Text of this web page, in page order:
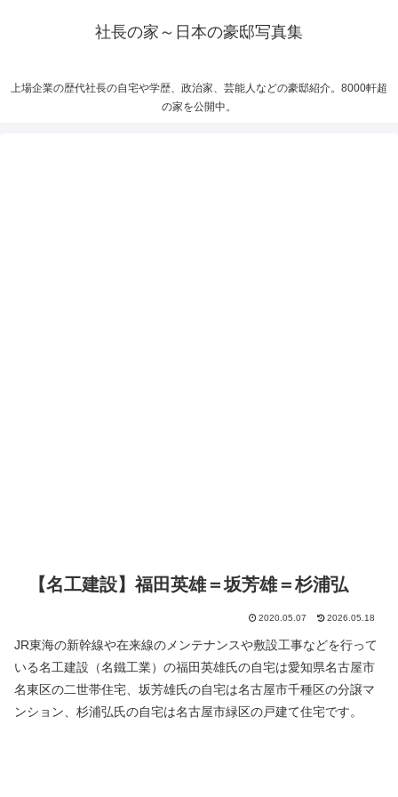
社長の家～日本の豪邸写真集
上場企業の歴代社長の自宅や学歴、政治家、芸能人などの豪邸紹介。8000軒超
の家を公開中。
【名工建設】福田英雄＝坂芳雄＝杉浦弘
2020.05.07 2026.05.18
JR東海の新幹線や在来線のメンテナンスや敷設工事などを行って
いる名工建設（名鐵工業）の福田英雄氏の自宅は愛知県名古屋市
名東区の二世帯住宅、坂芳雄氏の自宅は名古屋市千種区の分譲マ
ンション、杉浦弘氏の自宅は名古屋市緑区の戸建て住宅です。